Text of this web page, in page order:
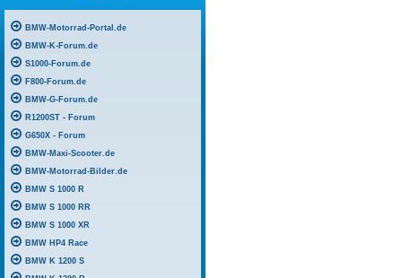
BMW-Motorrad-Portal.de
BMW-K-Forum.de
S1000-Forum.de
F800-Forum.de
BMW-G-Forum.de
R1200ST - Forum
G650X - Forum
BMW-Maxi-Scooter.de
BMW-Motorrad-Bilder.de
BMW S 1000 R
BMW S 1000 RR
BMW S 1000 XR
BMW HP4 Race
BMW K 1200 S